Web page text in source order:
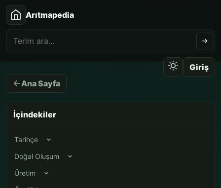
Arıtmapedia
Giriş
Ana Sayfa
İçindekiler
Tarihçe
Doğal Oluşum
Üretim